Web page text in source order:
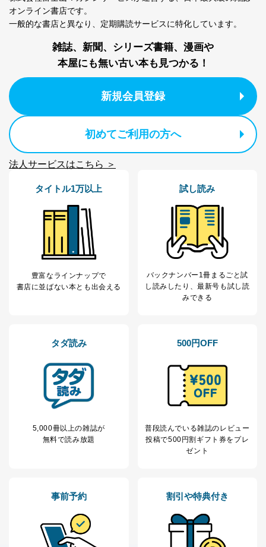
6
により当社の
定期購読サービス
等をご利用の方の
た商品の発売元企業からのｅメー
サービス、キャンペーン等の広告
SNS公式アカウン
当社のサービス利用状況の把握お
よびその分析のため
お問い合わせ対応、トラブル対
質向上のため
ー等にて公表する利用目的達成の
ため
※上記の利用目的のうちNo.1～5については保有個人デ
ータ（開示対象個人情報）の利用目的であり、下記4.の
開示等のご請求に対応させていただきます。
各SNS運営会社様にご請求いただきますようお願い致し
３．個人情報の第三者提供について
当社は、取得した個人情報を適切に管理し､あらかじめ
本人の同意を得ることなく第三者に提供することはあり
法令に基づく場合
人の生命､身体または財産の保護のために必要がある
に特に必要がある場合であって、本人の同意を得るこ
とが困難である場合。
国の機関もしくは地方公共団体またはその委託を受け
た者が法令の定める事務を遂行することに対して協力
する必要がある場合であって、本人の同意を得ること
により当該事務の遂行に支障を及ぼすおそれがあると
き。
だ企業に、業務の一部として個人情報の取扱いを委
託・提供する場合、その業務に必要な範囲で委託・提
供先企業に個人情報を開示することがあります。
トカード決済などの決済代行・料金回収会社、広
提供先：出版社、出版物発売元、卸売会社、販売
店など商品の供給者、梱包会社、配送会社、新聞
販売店などの梱包・配送・配達会社
オンライン書店です。
一般的な書店と異なり、 定期購読サービスに特化しています。
雑誌、新聞、シリーズ書籍、漫画や
本屋にも無い古い本も見つかる！
新規会員登録
初めてご利用の方へ
法人サービスはこちら ＞
タイトル1万以上
豊富なラインナップで
書店に並ばない本とも出会える
試し読み
バックナンバー1冊まるごと試
し読み したり、最新号も試し読
みできる
タダ読み
5,000冊以上の雑誌が
無料で読み放題
500円OFF
普段読んでいる雑誌のレビュー
投稿で500円割ギフト券をプレ
ゼント
事前予約 割引や特典付き